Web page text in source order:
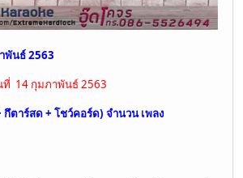
พันธ์ 2563
ที่ 14 กุมภาพันธ์ 2563
กึตาร์สด + โชว์คอร์ด) จำนวนเพลง